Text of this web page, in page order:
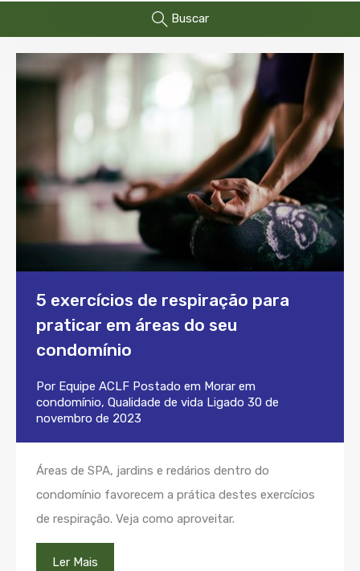
Buscar
5 exercícios de respiração para
praticar em áreas do seu
condomínio
Por Equipe ACLF Postado em Morar em
condomínio, Qualidade de vida Ligado 30 de
novembro de 2023
Áreas de SPA, jardins e redários dentro do
condomínio favorecem a prática destes exercícios
de respiração. Veja como aproveitar.
Ler Mais